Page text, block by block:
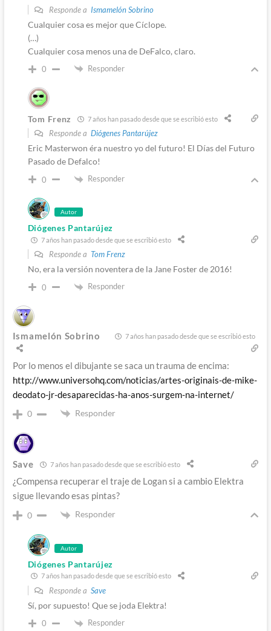
Responde a Ismamelón Sobrino
Cualquier cosa es mejor que Cíclope.
(…)
Cualquier cosa menos una de DeFalco, claro.
0 Responder
Tom Frenz 7 años han pasado desde que se escribió esto
Responde a Diógenes Pantarújez
Eric Masterwon éra nuestro yo del futuro! El Días del Futuro
Pasado de Defalco!
0 Responder
Autor
Diógenes Pantarújez
7 años han pasado desde que se escribió esto
Responde a Tom Frenz
No, era la versión noventera de la Jane Foster de 2016!
0 Responder
Ismamelón Sobrino 7 años han pasado desde que se escribió esto
Por lo menos el dibujante se saca un trauma de encima:
http://www.universohq.com/noticias/artes-originais-de-mike-
deodato-jr-desaparecidas-ha-anos-surgem-na-internet/
0 Responder
Save 7 años han pasado desde que se escribió esto
¿Compensa recuperar el traje de Logan si a cambio Elektra
sigue llevando esas pintas?
0 Responder
Autor
Diógenes Pantarújez
7 años han pasado desde que se escribió esto
Responde a Save
Sí, por supuesto! Que se joda Elektra!
0 Responder